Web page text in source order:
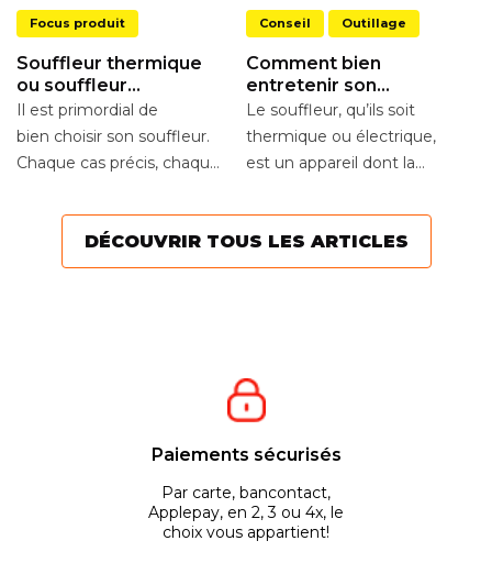
Focus produit
Souffleur thermique
ou souffleur
électrique ?
Il est primordial de
bien choisir son souffleur.
Chaque cas précis, chaque
adaptés à ses...
Conseil Outillage
Comment bien
entretenir son
souffleur ?
Le souffleur, qu’ils soit
thermique ou électrique,
est un appareil dont la
plusieurs années....
DÉCOUVRIR TOUS LES ARTICLES
Paiements sécurisés
Par carte, bancontact,
Applepay, en 2, 3 ou 4x, le
choix vous appartient!